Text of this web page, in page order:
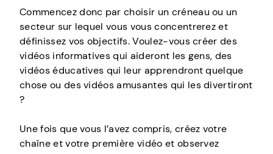
Commencez donc par choisir un créneau ou un
secteur sur lequel vous vous concentrerez et
définissez vos objectifs. Voulez-vous créer des
vidéos informatives qui aideront les gens, des
vidéos éducatives qui leur apprendront quelque
chose ou des vidéos amusantes qui les divertiront
?
Une fois que vous l’avez compris, créez votre
chaîne et votre première vidéo et observez